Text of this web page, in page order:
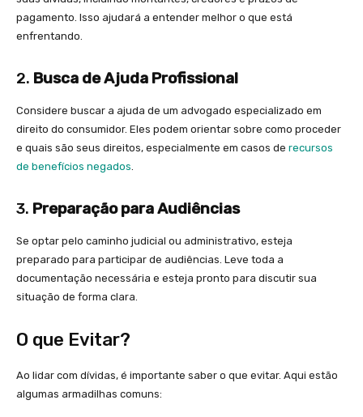
pagamento. Isso ajudará a entender melhor o que está
enfrentando.
2. Busca de Ajuda Profissional
Considere buscar a ajuda de um advogado especializado em
direito do consumidor. Eles podem orientar sobre como proceder
e quais são seus direitos, especialmente em casos de recursos
de benefícios negados.
3. Preparação para Audiências
Se optar pelo caminho judicial ou administrativo, esteja
preparado para participar de audiências. Leve toda a
documentação necessária e esteja pronto para discutir sua
situação de forma clara.
O que Evitar?
Ao lidar com dívidas, é importante saber o que evitar. Aqui estão
algumas armadilhas comuns: